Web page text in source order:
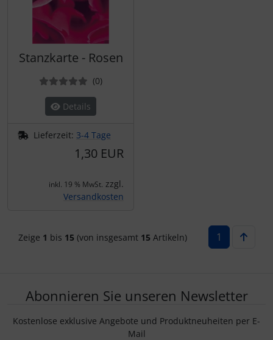
Stanzkarte - Rosen
(0Bewertungen
)
Details
Lieferzeit: 3-4 Tage
1,30 EUR
inkl. 19 % MwSt. zzgl.
Versandkosten
Zeige 1 bis 15 (von insgesamt 15 Artikeln) 1
Abonnieren Sie unseren Newsletter
Kostenlose exklusive Angebote und Produktneuheiten per E-
Mail